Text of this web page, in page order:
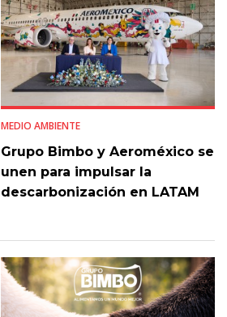
MEDIO AMBIENTE
Grupo Bimbo y Aeroméxico se
unen para impulsar la
descarbonización en LATAM